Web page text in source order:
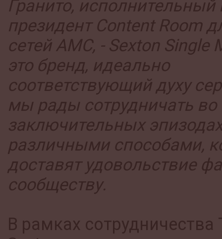
Гранито, исполнительный
президент Content Room
сетей AMC, - Sexton Single
это бренд, идеально
соответствующий духу
мы рады сотрудничать во
заключительных
различными способами,
доставят удовольствие
сообществу.
В рамках сотрудничества